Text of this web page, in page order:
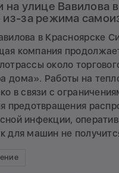
на улице Вавилова
из-за режима
в Красноярске
компания
около
дома». Работы на
в связи с
предотвращения
инфекции,
для машин не